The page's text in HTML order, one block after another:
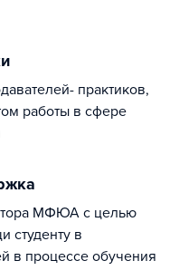
работы в сфере
студенту в
в процессе обучения